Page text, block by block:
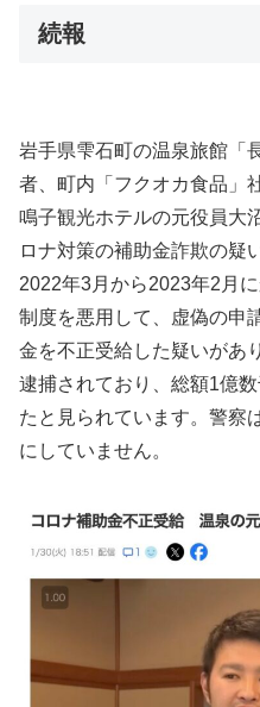
続報
岩手県雫石町の温泉旅館「
者、町内「フクオカ食品」
鳴子観光ホテルの元役員大
ロナ対策の補助金詐欺の疑
2022年3月から2023年2月
制度を悪用して、虚偽の申
金を不正受給した疑いがあ
逮捕されており、総額1億
たと見られています。警察
にしていません。